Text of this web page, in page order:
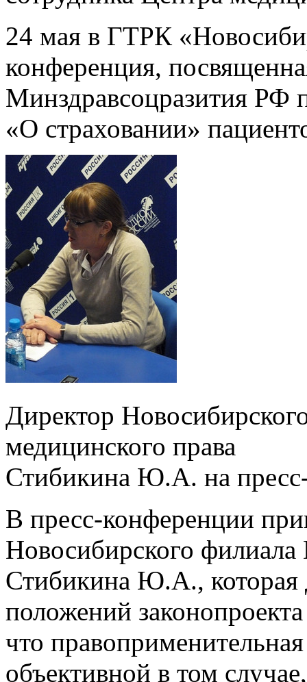
24 мая в ГТРК
конференция,
Минздравсоцразития РФ
«О страховании»
Директор
медицинского права
Стибикина Ю.А. на
В пресс-конференции
Новосибирского филиала
Стибикина Ю.А., которая
положений
что
объективной в том